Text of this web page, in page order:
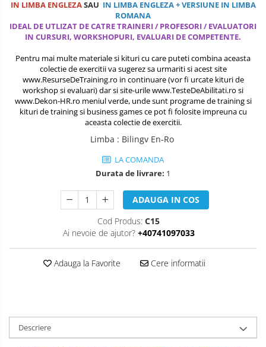
COMANDA, INTEROPERATIVITATE,
STRATEGIE, REACTIE RAPIDA,
CONTROL MILITAR SI CIVIL
LOGISTICA MILITARA SI CIVILA
Luarea Deciziilor (rapid, analitic,
fara bias, fara efect group-think)
Management
Managementul Schimbarii si
Negociere (Achizitie / Vanzari /
Cooperare / Competitie)
OPERATIUNI AERIENE MILITARE SI
OPERATIUNI MARITIME MILITARE SI
Rezolvare de Probleme
IN LIMBA ENGLEZASAU IN LIMBA ENGLEZA + VERSIUNE IN LIMBA
ROMANA
IDEAL DE UTLIZAT DE CATRE TRAINERI / PROFESORI / EVALUATORI
IN CURSURI, WORKSHOPURI, EVALUARI DE COMPETENTE.
Pentru mai multe materiale si kituri cu care puteti combina aceasta
colectie de exercitii va sugerez sa urmariti si acest site
www.ResurseDeTraining.ro in continuare (vor fi urcate kituri de
workshop si evaluari) dar si site-urilewww.TesteDeAbilitati.ro si
www.Dekon-HR.ro meniul verde, unde sunt programe de training si
kituri de training si business games ce pot fi folosite impreuna cu
aceasta colectie de exercitii.
Limba : Bilingv En-Ro
LA COMANDA
Durata de livrare: 1
ADAUGA IN COS
Cod Produs: C15
Ai nevoie de ajutor? +40741097033
Adauga la Favorite Cere informatii
Descriere